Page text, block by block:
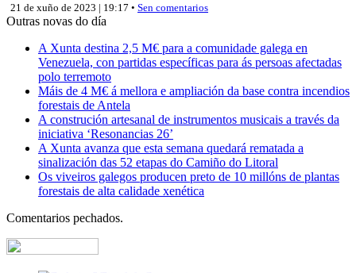
21 de xuño de 2023 | 19:17 • Sen comentarios
Outras novas do día
A Xunta destina 2,5 M€ para a comunidade galega en
Venezuela, con partidas específicas para ás persoas afectadas
polo terremoto
Máis de 4 M€ á mellora e ampliación da base contra incendios
forestais de Antela
A construción artesanal de instrumentos musicais a través da
iniciativa ‘Resonancias 26’
A Xunta avanza que esta semana quedará rematada a
sinalización das 52 etapas do Camiño do Litoral
Os viveiros galegos producen preto de 10 millóns de plantas
forestais de alta calidade xenética
Comentarios pechados.